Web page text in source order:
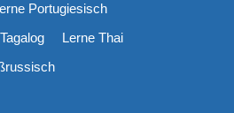
Portugiesisch
Lerne Thai